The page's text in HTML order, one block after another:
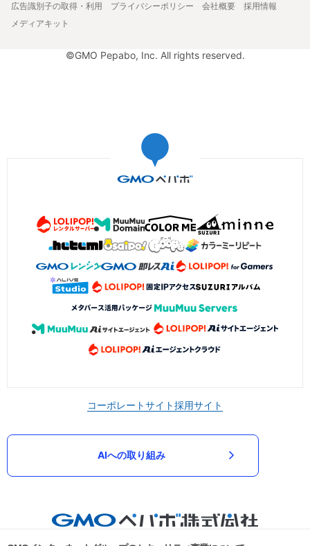
広告識別子の取得・利用
プライバシーポリシー 会社概要
採用情報
メディアキット
©GMO Pepabo, Inc. All rights reserved.
コーポレートサイト採用サイト
AIへの取り組み